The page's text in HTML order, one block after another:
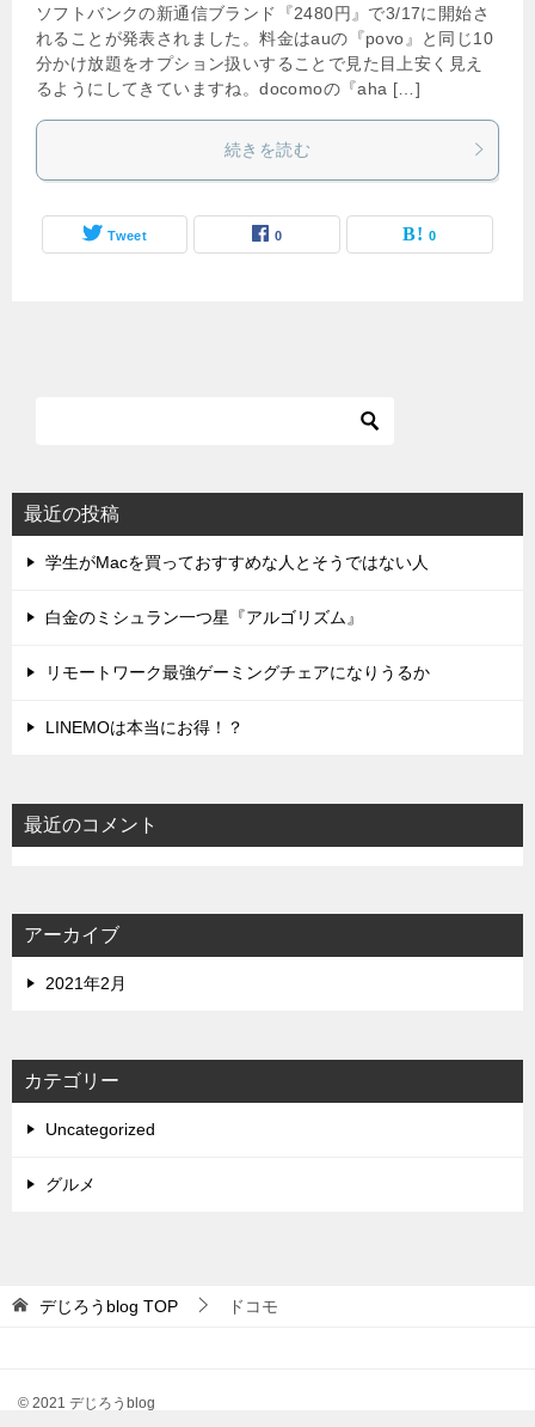
ソフトバンクの新通信ブランド『2480円』で3/17に開始さ
れることが発表されました。料金はauの『povo』と同じ10
分かけ放題をオプション扱いすることで見た目上安く見え
るようにしてきていますね。docomoの『aha […]
続きを読む
Tweet 0 0
最近の投稿
学生がMacを買っておすすめな人とそうではない人
白金のミシュラン一つ星『アルゴリズム』
リモートワーク最強ゲーミングチェアになりうるか
LINEMOは本当にお得！？
最近のコメント
アーカイブ
2021年2月
カテゴリー
Uncategorized
グルメ
デじろうblog TOP ドコモ
© 2021 デじろうblog